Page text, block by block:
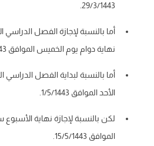
29/3/1443.
أما بالنسبة لإجازة الفصل الدراسي
نهاية دوام يوم الخميس الموافق 20/4/1443.
أما بالنسبة لبداية الفصل الدراسي
الأحد الموافق 1/5/1443.
لكن بالنسبة لإجازة نهاية الأسبوع سوف